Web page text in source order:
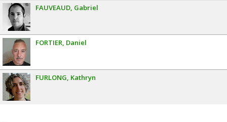
FAUVEAUD Gabriel
FORTIER Daniel
FURLONG Kathryn